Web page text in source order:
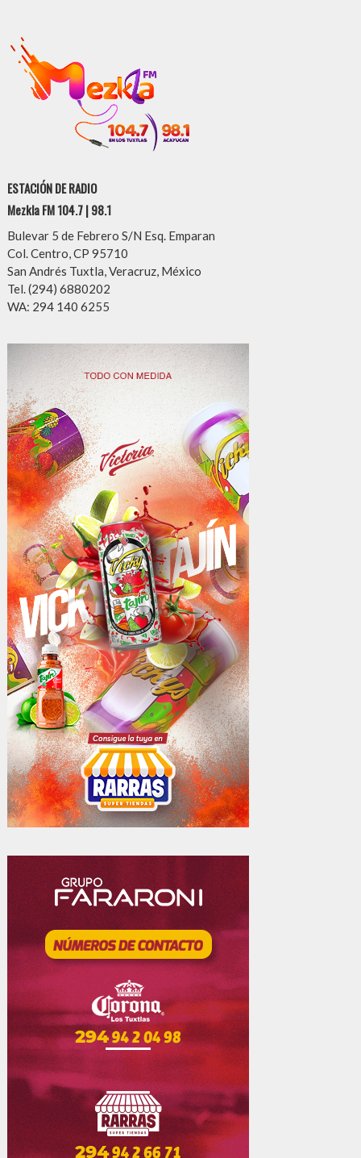
ESTACIÓN DE RADIO
Mezkla FM 104.7 | 98.1
Bulevar 5 de Febrero S/N Esq. Emparan
Col. Centro, CP 95710
San Andrés Tuxtla, Veracruz, México
Tel. (294) 6880202
WA: 294 140 6255